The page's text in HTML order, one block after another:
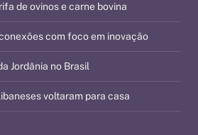
de ovinos e carne bovina
com foco em inovação
Jordânia no Brasil
voltaram para casa